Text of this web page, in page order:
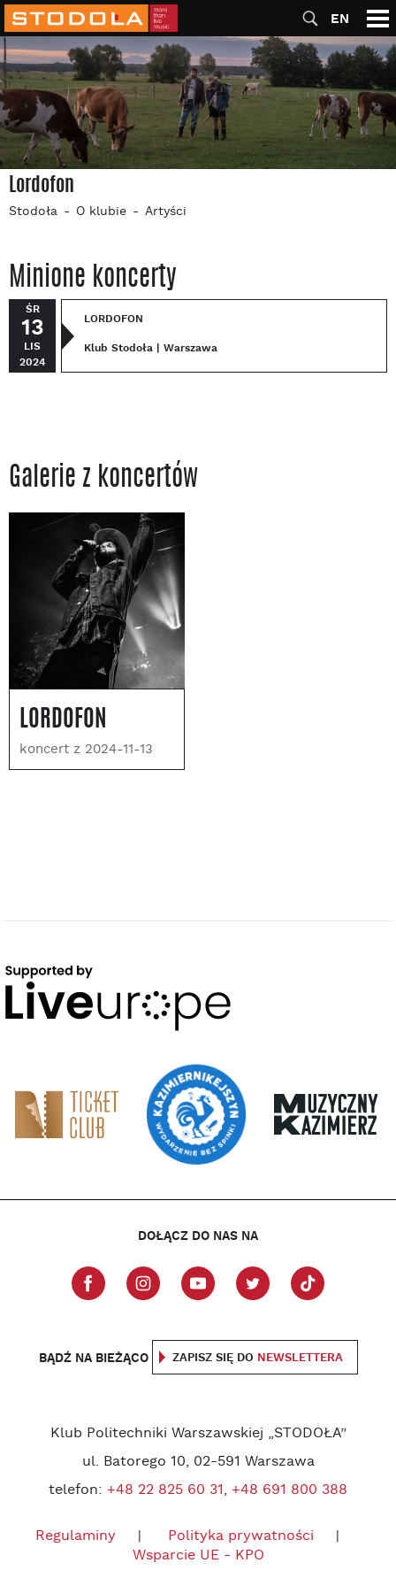
EN
Lordofon
Stodoła O klubie Artyści
Minione koncerty
ŚR
13
LIS
2024
LORDOFON
Klub Stodoła | Warszawa
Galerie z koncertów
LORDOFON
koncert z 2024-11-13
DOŁĄCZ DO NAS NA
BĄDŹ NA BIEŻĄCO ZAPISZ SIĘ DO NEWSLETTERA
Klub Politechniki Warszawskiej „STODOŁA”
ul. Batorego 10, 02-591 Warszawa
telefon: +48 22 825 60 31, +48 691 800 388
Regulaminy
Polityka prywatności
Wsparcie UE - KPO